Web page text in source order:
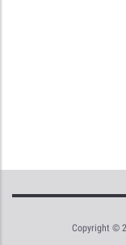
Copyright ©